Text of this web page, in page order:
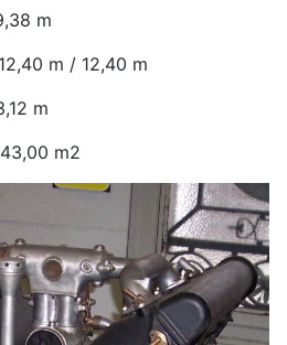
m
m / 12,40 m
m
m2